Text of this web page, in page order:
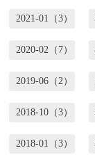
2021-01（3）
2020-02（7）
2019-06（2）
2018-10（3）
2018-01（3）